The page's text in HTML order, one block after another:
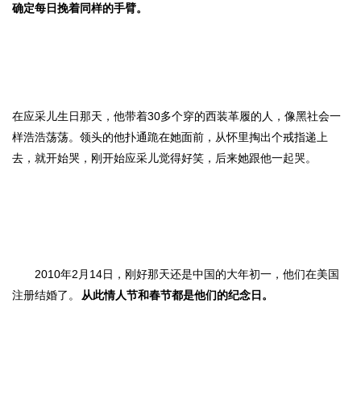
确定每日挽着同样的手臂。
在应采儿生日那天，他带着30多个穿的西装革履的人，像黑社会一
样浩浩荡荡。领头的他扑通跪在她面前，从怀里掏出个戒指递上
去，就开始哭，刚开始应采儿觉得好笑，后来她跟他一起哭。
2010年2月14日，刚好那天还是中国的大年初一，他们在美国
注册结婚了。
从此情人节和春节都是他们的纪念日。